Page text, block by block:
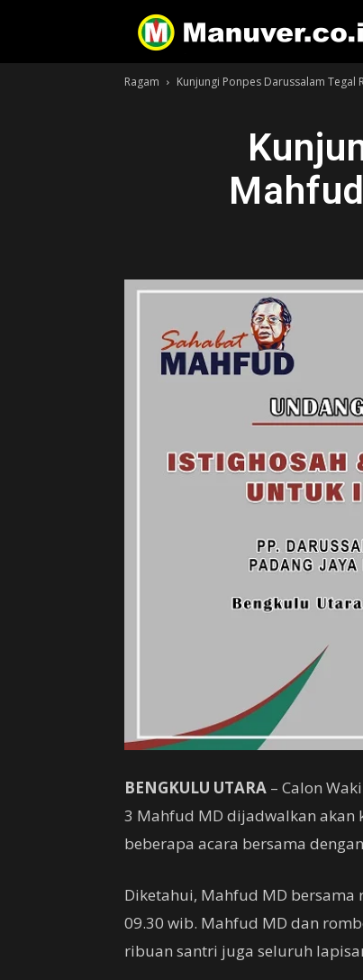
Ragam Kunjungi Ponpes Darussalam Tegal
BENGKULU UTARA – Calon
3 Mahfud MD dijadwalkan akan
beberapa acara bersama
Diketahui, Mahfud MD
09.30 wib. Mahfud MD dan
ribuan santri juga seluruh